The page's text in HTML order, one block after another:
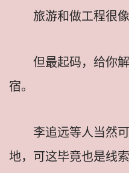
旅游和做工程很
但最起码，给你
宿。
李追远等人当然
地，可这毕竟也是线